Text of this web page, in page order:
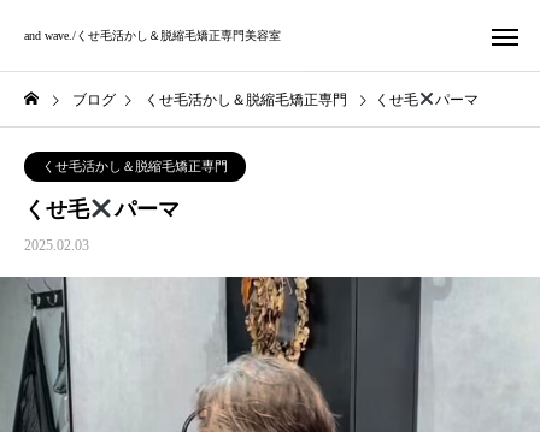
and wave./くせ毛活かし＆脱縮毛矯正専門美容室
ブログ くせ毛活かし＆脱縮毛矯正専門 くせ毛 パーマ
くせ毛活かし＆脱縮毛矯正専門
くせ毛 パーマ
2025.02.03